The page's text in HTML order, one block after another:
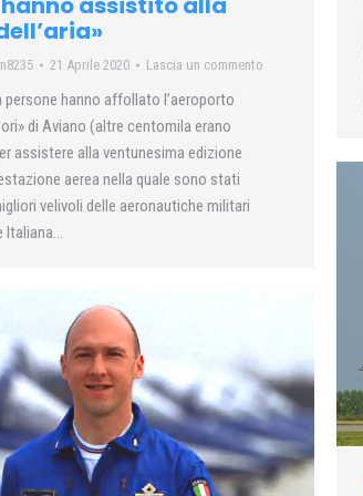
21 Aprile 2020 Lascia un commento
persone hanno affollato l’aeroporto
di Aviano (altre centomila erano
assistere alla ventunesima edizione
aerea nella quale sono stati
velivoli delle aeronautiche militari
Italiana…